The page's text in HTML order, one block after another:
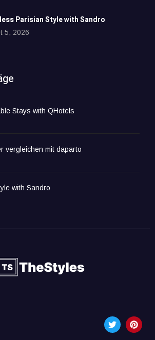
Parisian Style with Sandro
5, 2026
Stays with QHotels
vergleichen mit daparto
with Sandro